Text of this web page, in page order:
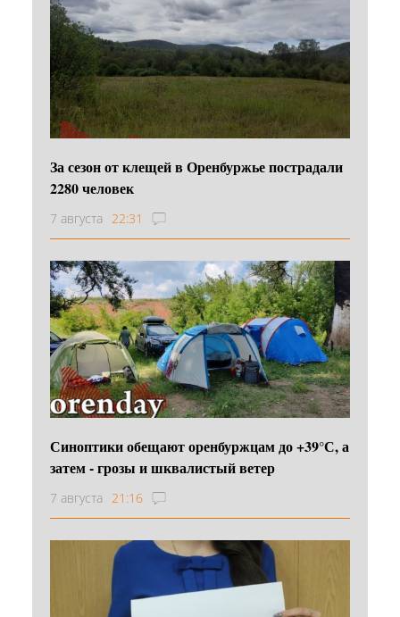
За сезон от клещей в Оренбуржье пострадали
2280 человек
7 августа 22:31
Синоптики обещают оренбуржцам до +39°С, а
затем - грозы и шквалистый ветер
7 августа 21:16